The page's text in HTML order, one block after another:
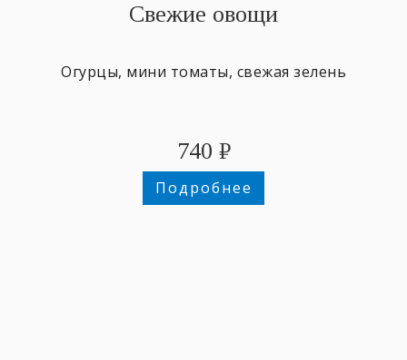
Свежие овощи
Огурцы, мини томаты, свежая зелень
740 ₽
Подробнее